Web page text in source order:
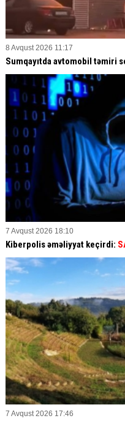
8 Avqust 2026 11:17
Sumqayıtda avtomobil təmiri
7 Avqust 2026 18:10
Kiberpolis əməliyyat keçirdi:
7 Avqust 2026 17:46